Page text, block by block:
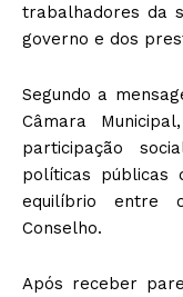
trabalhadores da
governo e dos
Segundo a
Câmara
participação
políticas públicas
equilíbrio entre
Conselho.
Após receber